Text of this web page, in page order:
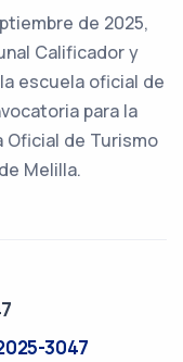
de 2025,
Calificador y
escuela oficial de
para la
Oficial de Turismo
Melilla.
3047